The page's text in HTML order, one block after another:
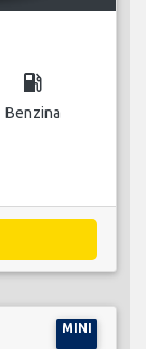
local_gas_station
Benzina
MINI